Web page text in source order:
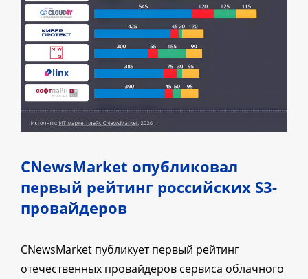
CNewsMarket опубликовал
первый рейтинг российских S3-
провайдеров
CNewsMarket публикует первый рейтинг
отечественных провайдеров сервиса облачного